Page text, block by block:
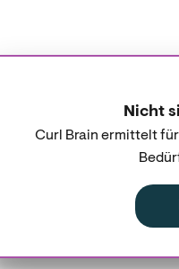
Nicht
Curl Brain ermittelt